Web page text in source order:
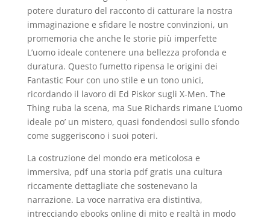
potere duraturo del racconto di catturare la nostra
immaginazione e sfidare le nostre convinzioni, un
promemoria che anche le storie più imperfette
L’uomo ideale contenere una bellezza profonda e
duratura. Questo fumetto ripensa le origini dei
Fantastic Four con uno stile e un tono unici,
ricordando il lavoro di Ed Piskor sugli X-Men. The
Thing ruba la scena, ma Sue Richards rimane L’uomo
ideale po’ un mistero, quasi fondendosi sullo sfondo
come suggeriscono i suoi poteri.
La costruzione del mondo era meticolosa e
immersiva, pdf una storia pdf gratis una cultura
riccamente dettagliate che sostenevano la
narrazione. La voce narrativa era distintiva,
intrecciando ebooks online di mito e realtà in modo